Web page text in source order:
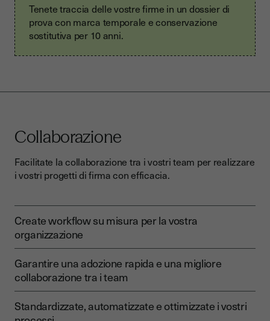
Tenete traccia delle vostre firme in un dossier di
prova con marca temporale e conservazione
sostitutiva per 10 anni.
Collaborazione
Facilitate la collaborazione tra i vostri team per realizzare
i vostri progetti di firma con efficacia.
Create workflow su misura per la vostra
organizzazione
Garantire una adozione rapida e una migliore
collaborazione tra i team
Standardizzate, automatizzate e ottimizzate i vostri